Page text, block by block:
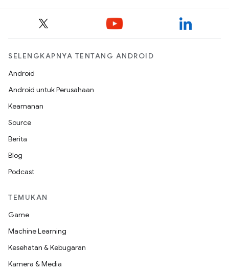
SELENGKAPNYA TENTANG ANDROID
Android
Android untuk Perusahaan
Keamanan
Source
Berita
Blog
Podcast
TEMUKAN
Game
Machine Learning
Kesehatan & Kebugaran
Kamera & Media